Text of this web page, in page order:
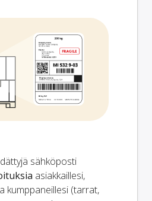
sähköposti
asiakkaillesi,
kumppaneillesi (tarrat,